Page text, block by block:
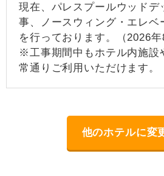
現在、パレスプールウッドデ
事、ノースウィング・エレベ
を行っております。（2026年
※工事期間中もホテル内施設
常通りご利用いただけます。
他のホテルに変